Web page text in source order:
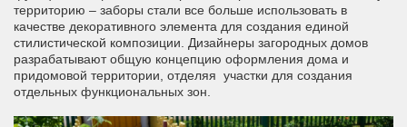
территорию – заборы стали все больше использовать в
качестве декоративного элемента для создания единой
стилистической композиции. Дизайнеры загородных домов
разрабатывают общую концепцию оформления дома и
придомовой территории, отделяя участки для создания
отдельных функциональных зон.